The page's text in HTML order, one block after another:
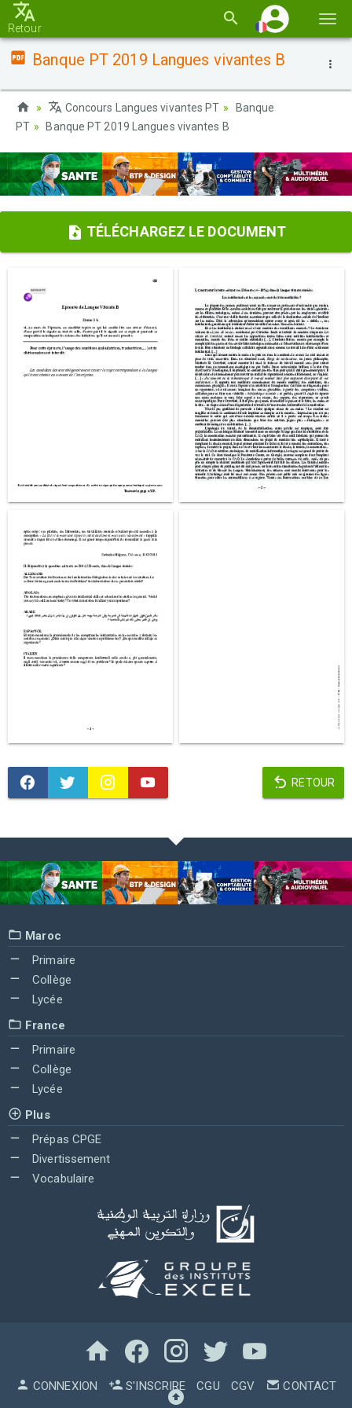
la
Retour
Banque PT 2019 Langues vivantes B
Concours Langues vivantes PT
Banque
PT
Banque PT 2019 Langues vivantes B
TÉLÉCHARGEZ LE DOCUMENT
RETOUR
Maroc
Primaire
Collège
Lycée
France
Primaire
Collège
Lycée
Plus
Prépas CPGE
Divertissement
Vocabulaire
CONNEXION S'INSCRIRE CGU CGV CONTACT